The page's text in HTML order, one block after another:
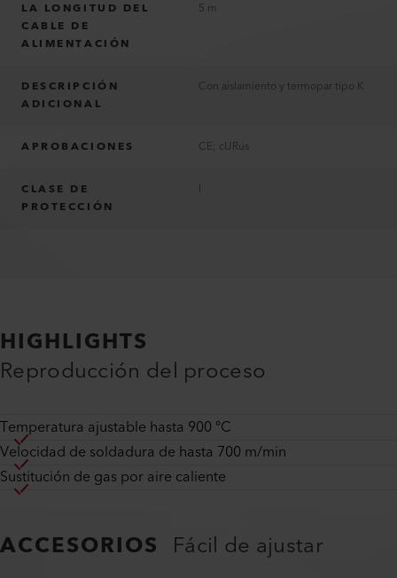
LA LONGITUD DEL
CABLE DE
ALIMENTACIÓN
5 m
DESCRIPCIÓN
ADICIONAL
Con aislamiento y termopar tipo K
APROBACIONES CE; cURus
CLASE DE
PROTECCIÓN
I
HIGHLIGHTS
Reproducción del proceso
Temperatura ajustable hasta 900 °C
Velocidad de soldadura de hasta 700 m/min
Sustitución de gas por aire caliente
ACCESORIOS Fácil de ajustar